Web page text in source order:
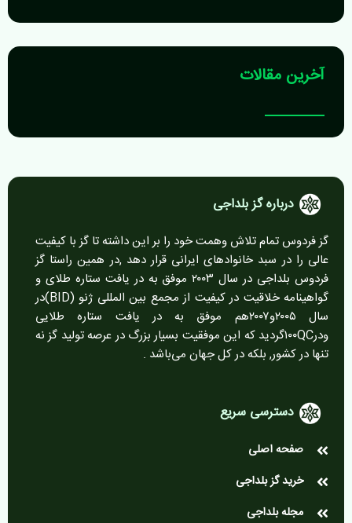
آخرین مقالات
درباره گز بلداجی
گز فردوس تمام تلاش وهمت خود را بر این داشته تا گز با کیفیت
عالی را در سبد خانوادهای ایرانی قرار دهد ,در همین راستا گز
فردوس بلداجی در سال ۲۰۰۳ موفق به در یافت ستاره طلای و
گواهینامه خلاقیت در کیفیت از مجمع بین المللی ژنو (BID)در
سال ۲۰۰۵و۲۰۰۷هم موفق به در یافت ستاره طلایی
ودر۱۰۰QCگردید که این موفقیت بسیار بزرگ در عرصه تولید گز نه
تنها در کشور, بلکه در کل جهان می‌باشد .
دسترسی سریع
صفحه اصلی
خرید گز بلداجی
مجله بلداجی